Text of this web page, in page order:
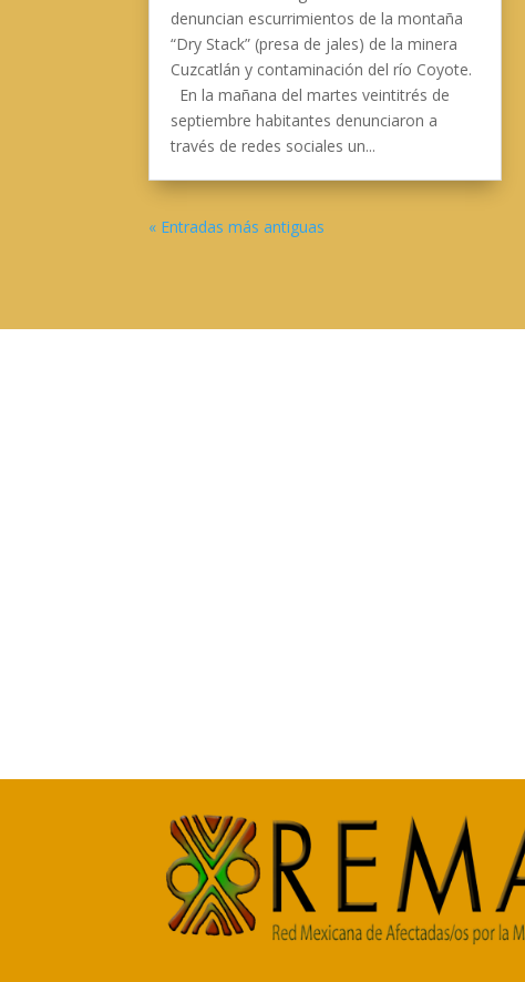
denuncian escurrimientos de la montaña
“Dry Stack” (presa de jales) de la minera
Cuzcatlán y contaminación del río Coyote.
En la mañana del martes veintitrés de
septiembre habitantes denunciaron a
través de redes sociales un...
« Entradas más antiguas